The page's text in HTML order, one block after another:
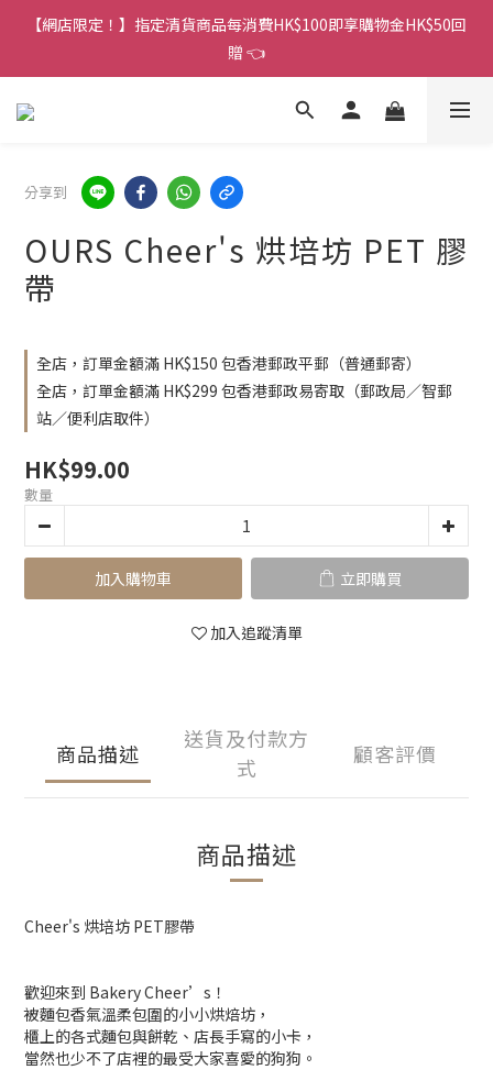
香港訂單金額滿HK$150包平郵｜滿HK$299包易寄取｜滿HK$499
包順豐／京東
【網店限定！】指定清貨商品每消費HK$100即享購物金HK$50回
贈 👈
香港訂單金額滿HK$150包平郵｜滿HK$299包易寄取｜滿HK$499
分享到
OURS Cheer's 烘培坊 PET 膠
帶
全店，訂單金額滿 HK$150 包香港郵政平郵（普通郵寄）
全店，訂單金額滿 HK$299 包香港郵政易寄取（郵政局／智郵
站／便利店取件）
HK$99.00
數量
加入購物車 立即購買
加入追蹤清單
商品描述
送貨及付款方
式
顧客評價
商品描述
Cheer's 烘培坊 PET膠帶
歡迎來到 Bakery Cheer’s！
被麵包香氣溫柔包圍的小小烘焙坊，
櫃上的各式麵包與餅乾、店長手寫的小卡，
當然也少不了店裡的最受大家喜愛的狗狗。